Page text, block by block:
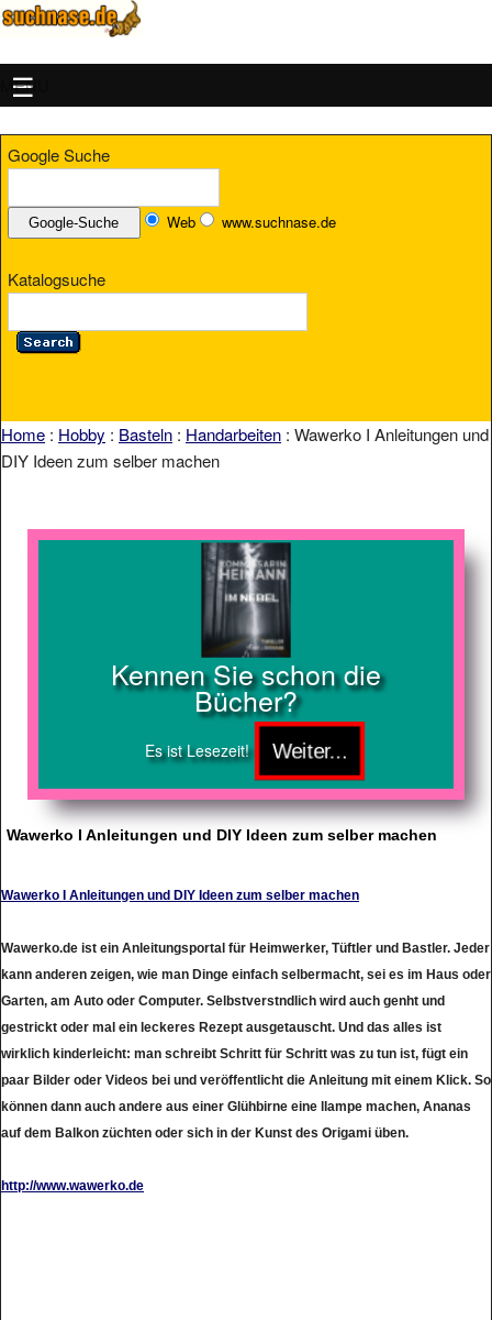
MENU
Google Suche
Web www.suchnase.de
Katalogsuche
Home : Hobby : Basteln : Handarbeiten : Wawerko I Anleitungen und
DIY Ideen zum selber machen
Kennen Sie schon die
Bücher?
Es ist Lesezeit!
Wawerko I Anleitungen und DIY Ideen zum selber machen
Wawerko I Anleitungen und DIY Ideen zum selber machen
Wawerko.de ist ein Anleitungsportal für Heimwerker, Tüftler und Bastler. Jeder
kann anderen zeigen, wie man Dinge einfach selbermacht, sei es im Haus oder
Garten, am Auto oder Computer. Selbstverstndlich wird auch genht und
gestrickt oder mal ein leckeres Rezept ausgetauscht. Und das alles ist
wirklich kinderleicht: man schreibt Schritt für Schritt was zu tun ist, fügt ein
paar Bilder oder Videos bei und veröffentlicht die Anleitung mit einem Klick. So
können dann auch andere aus einer Glühbirne eine llampe machen, Ananas
auf dem Balkon züchten oder sich in der Kunst des Origami üben.
http://www.wawerko.de